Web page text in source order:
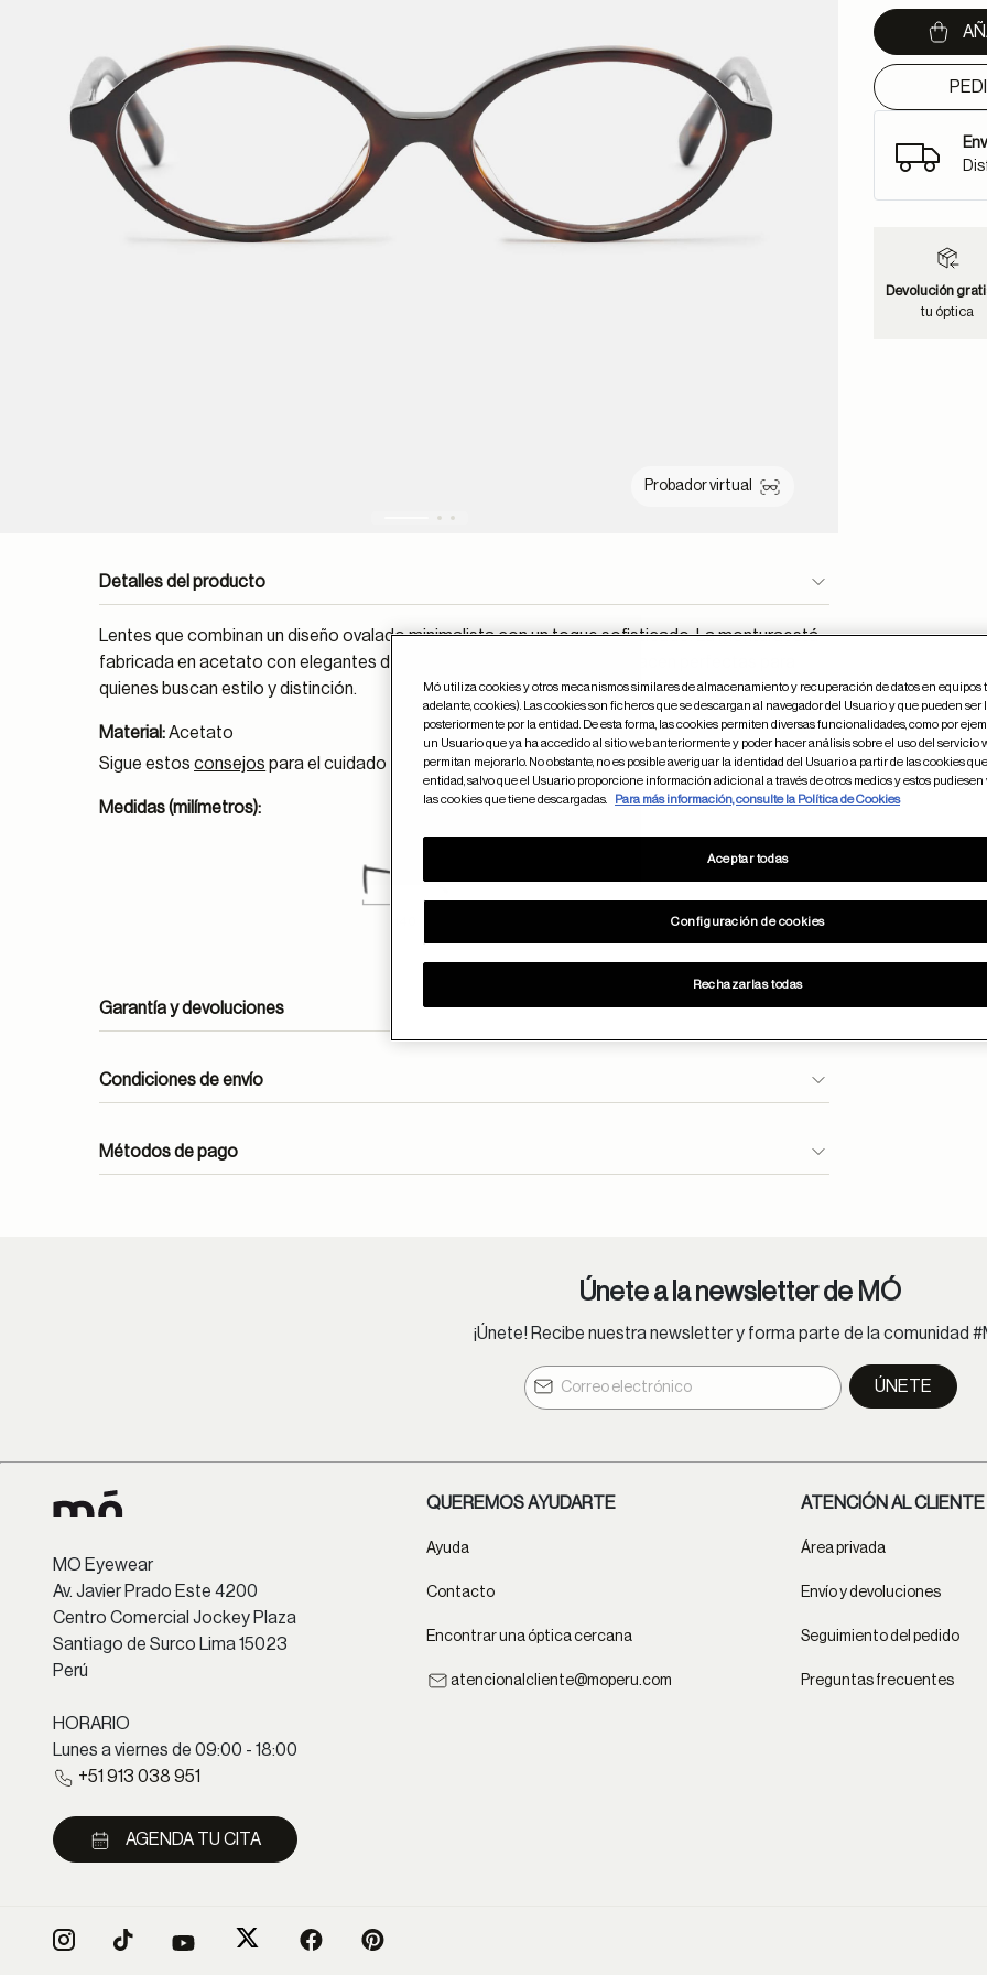
Probador virtual
Detalles del producto
Lentes que combinan un diseño ovalado minimalista con un toque sofisticado. La monturaestá
fabricada en acetato con elegantes detalles metálicos dorados. Las hacen perfectas para
quienes buscan estilo y distinción.
Material:Acetato
Sigue estosconsejos para el cuidado de las gafas
Medidas (milímetros):
Garantía y devoluciones
Condiciones de envío
En óptica, las lentes monofocales antirreflejantes se entregan en 24h.
Métodos de pago
Devolución
tu óptica
Únete a la newsletter de MÓ
¡Únete! Recibe nuestra newsletter y forma parte de la comunidad
ÚNETE
MO Eyewear
Av. Javier Prado Este 4200
Centro Comercial Jockey Plaza
Santiago de Surco Lima 15023
Perú
HORARIO
Lunes a viernes de 09:00 - 18:00
+51 913 038 951
AGENDA TU CITA
QUEREMOS AYUDARTE
Ayuda
Contacto
Encontrar una óptica cercana
atencionalcliente@moperu.com
ATENCIÓN AL CLIENTE
Área privada
Envío y devoluciones
Seguimiento del pedido
Preguntas frecuentes
Mó utiliza cookies y otros mecanismos similares de almacenamiento y recuperación de datos en equipos
adelante, cookies). Las cookies son ficheros que se descargan al navegador del Usuario y que pueden ser
posteriormente por la entidad. De esta forma, las cookies permiten diversas funcionalidades, como por
un Usuario que ya ha accedido al sitio web anteriormente y poder hacer análisis sobre el uso del servicio
permitan mejorarlo. No obstante, no es posible averiguar la identidad del Usuario a partir de las cookies
entidad, salvo que el Usuario proporcione información adicional a través de otros medios y estos
las cookies que tiene descargadas.
Para más información, consulte la Política de Cookies
Configuración de cookies
Rechazarlas todas
Aceptar todas